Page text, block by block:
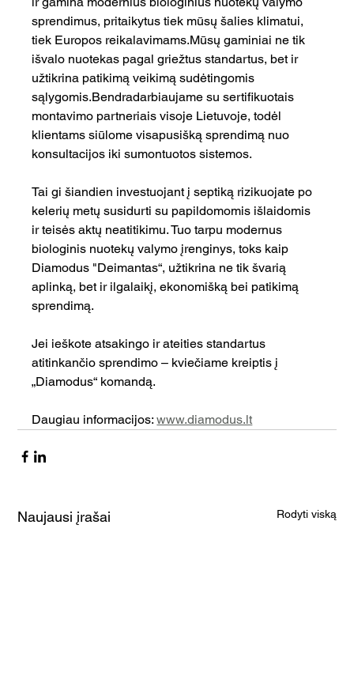
sprendimus, pritaikytus tiek mūsų šalies klimatui,
tiek Europos reikalavimams.Mūsų gaminiai ne tik
išvalo nuotekas pagal griežtus standartus, bet ir
užtikrina patikimą veikimą sudėtingomis
sąlygomis.Bendradarbiaujame su sertifikuotais
montavimo partneriais visoje Lietuvoje, todėl
klientams siūlome visapusišką sprendimą nuo
konsultacijos iki sumontuotos sistemos.
Tai gi šiandien investuojant į septiką rizikuojate po
kelerių metų susidurti su papildomomis išlaidomis
ir teisės aktų neatitikimu. Tuo tarpu modernus
biologinis nuotekų valymo įrenginys, toks kaip
Diamodus "Deimantas“, užtikrina ne tik švarią
aplinką, bet ir ilgalaikį, ekonomišką bei patikimą
sprendimą.
Jei ieškote atsakingo ir ateities standartus
atitinkančio sprendimo – kviečiame kreiptis į
„Diamodus“ komandą.
Daugiau informacijos: www.diamodus.lt
Naujausi įrašai Rodyti viską